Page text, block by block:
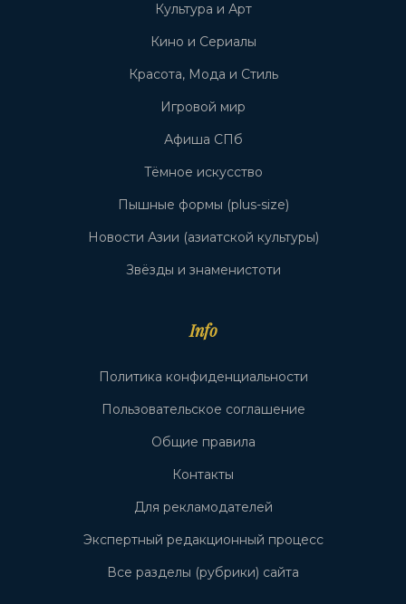
Культура и Арт
Кино и Сериалы
Красота, Мода и Стиль
Игровой мир
Афиша СПб
Тёмное искусство
Пышные формы (plus-size)
Новости Азии (азиатской культуры)
Звёзды и знаменистоти
Info
Политика конфиденциальности
Пользовательское соглашение
Общие правила
Контакты
Для рекламодателей
Экспертный редакционный процесс
Все разделы (рубрики) сайта